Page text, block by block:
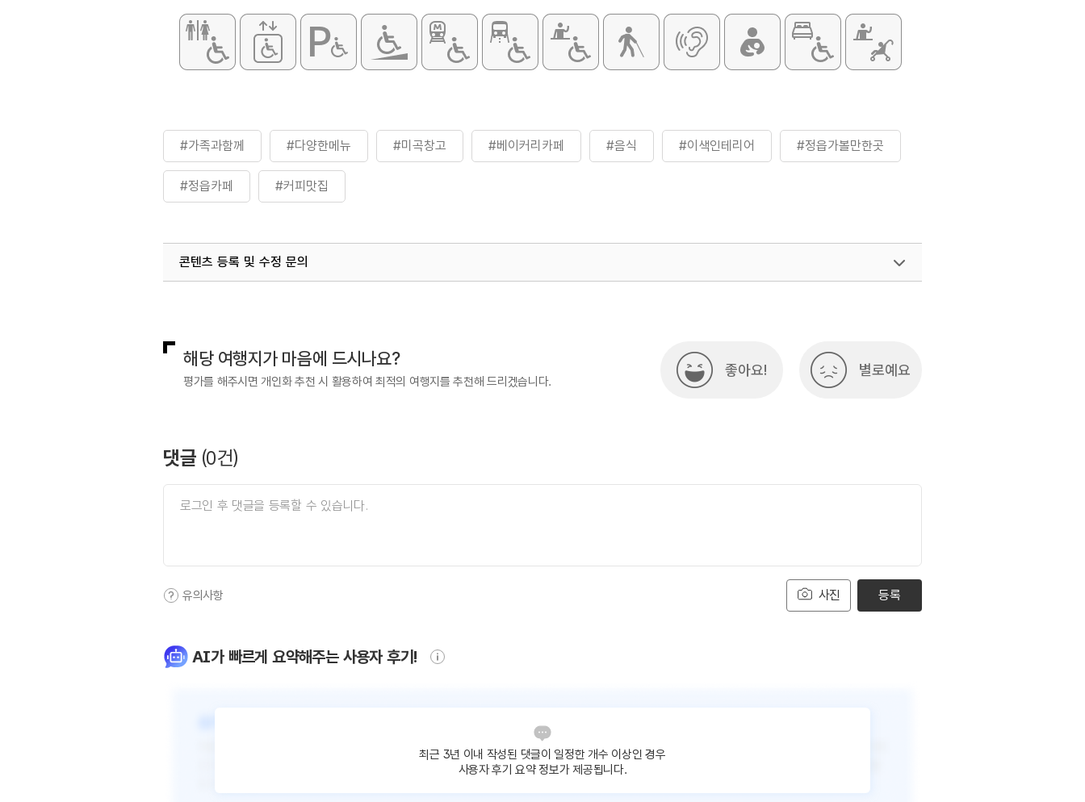
#가족과함께 #다양한메뉴 #미곡창고 #베이커리카페 #음식 #이색인테리어 #정읍가볼만한곳
#정읍카페 #커피맛집
콘텐츠 등록 및 수정 문의
해당 여행지가 마음에 드시나요?
평가를 해주시면 개인화 추천 시 활용하여 최적의 여행지를 추천해 드리겠습니다.
좋아요! 별로예요
댓글 (0건)
사진
유의사항 등록
AI가 빠르게 요약해주는 사용자 후기!
최근 3년 이내 작성된 댓글이 일정한 개수 이상인 경우
사용자 후기 요약 정보가 제공됩니다.